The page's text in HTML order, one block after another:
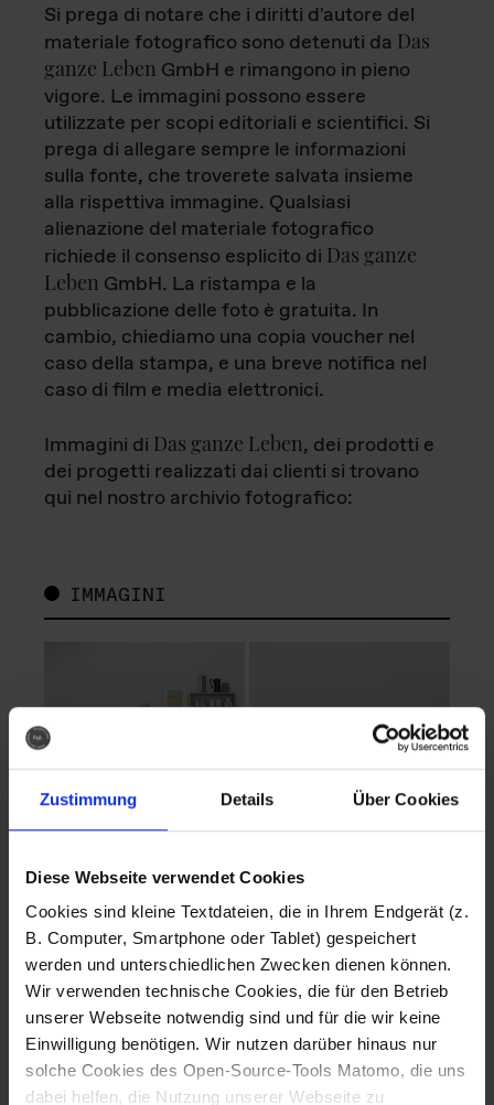
Zustimmung Details Über Cookies
Diese Webseite verwendet Cookies
Cookies sind kleine Textdateien, die in Ihrem Endgerät (z.
B. Computer, Smartphone oder Tablet) gespeichert
werden und unterschiedlichen Zwecken dienen können.
Wir verwenden technische Cookies, die für den Betrieb
unserer Webseite notwendig sind und für die wir keine
Einwilligung benötigen. Wir nutzen darüber hinaus nur
solche Cookies des Open-Source-Tools Matomo, die uns
dabei helfen, die Nutzung unserer Webseite zu
Si prega di notare che i diritti d'autore del
materiale fotografico sono detenuti da Das
ganze Leben GmbH e rimangono in pieno
vigore. Le immagini possono essere
utilizzate per scopi editoriali e scientifici. Si
prega di allegare sempre le informazioni
sulla fonte, che troverete salvata insieme
alla rispettiva immagine. Qualsiasi
alienazione del materiale fotografico
richiede il consenso esplicito di Das ganze
Leben GmbH. La ristampa e la
pubblicazione delle foto è gratuita. In
cambio, chiediamo una copia voucher nel
caso della stampa, e una breve notifica nel
caso di film e media elettronici.
Immagini di Das ganze Leben, dei prodotti e
dei progetti realizzati dai clienti si trovano
qui nel nostro archivio fotografico:
IMMAGINI
Fotografo: Lorenz
Sternbach
Download
Fotografo: Lorenz
Sternbach
Download